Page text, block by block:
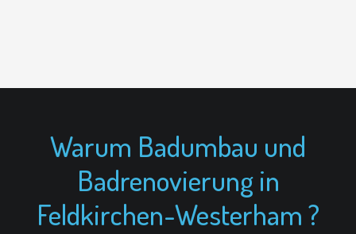
Warum Badumbau und
Badrenovierung in
Feldkirchen-Westerham ?